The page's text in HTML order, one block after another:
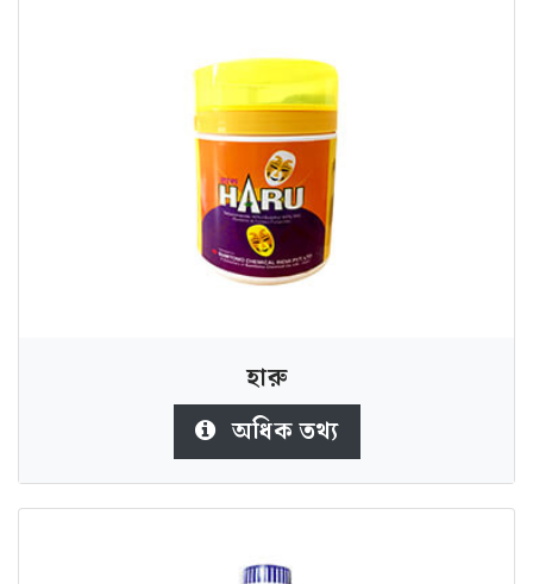
হারু
অধিক তথ্য